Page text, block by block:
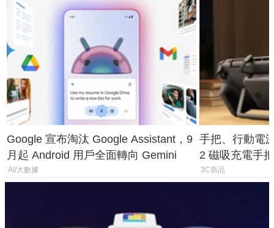
Google 宣布淘汰 Google Assistant，9
月起 Android 用戶全面轉向 Gemini
AI/大數據
手把、行動電
2 磁吸充電手
倍
3C新品